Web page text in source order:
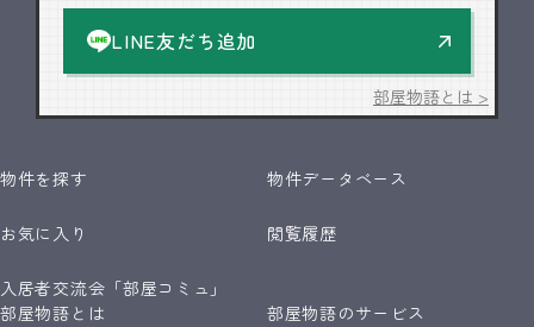
LINE友だち追加
部屋物語とは >
物件を探す 物件データベース
お気に入り 閲覧履歴
入居者交流会「部屋コミュ」
部屋物語とは
部屋物語のサービス